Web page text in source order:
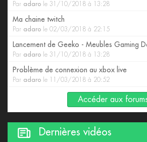
Par adaro le 31/10/2018 à 13:28
Ma chaine twitch
Par adaro le 02/03/2018 à 22:15
Par adaro le 31/10/2018 à 13:28
Problème de connexion au xbox live
Par adaro le 11/03/2018 à 20:52
Accéder aux
Dernières vidéos